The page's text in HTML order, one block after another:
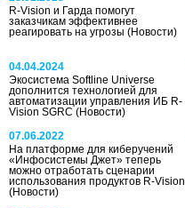
R-Vision и Гарда помогут
заказчикам эффективнее
реагировать на угрозы (Новости)
04.04.2024
Экосистема Softline Universe
дополнится технологией для
автоматизации управления ИБ R-
Vision SGRC (Новости)
07.06.2022
На платформе для киберучений
«Инфосистемы Джет» теперь
можно отработать сценарии
использования продуктов R-Vision
(Новости)